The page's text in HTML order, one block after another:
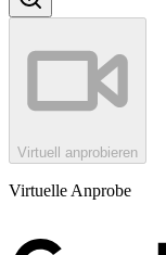
Virtuell anprobieren
Virtuelle Anprobe